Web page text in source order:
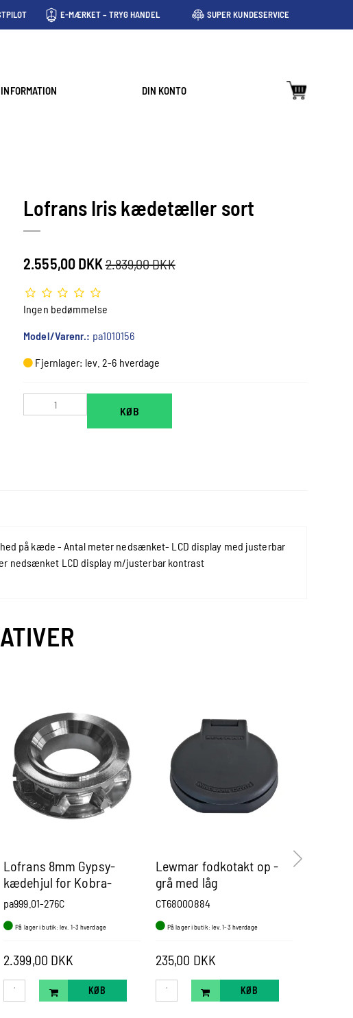
E-MÆRKET – TRYG HANDEL SUPER KUNDESERVICE
INFORMATION DIN KONTO
Lofrans Iris kædetæller sort
2.555,00 DKK2.839,00 DKK
Ingen bedømmelse
Model/Varenr.: pa1010156
Fjernlager: lev. 2-6 hverdage
KØB
på kæde - Antal meter nedsænket- LCD display med justerbar
nedsænket LCD display m/justerbar kontrast
Lofrans 8mm Gypsy-
kædehjul for Kobra-
Caymann-Tigres-Royal
pa999.01-276C
På lager i butik: lev. 1-3 hverdage
2.399,00 DKK
KØB
Lewmar fodkotakt op -
grå med låg
CT68000884
På lager i butik: lev. 1-3 hverdage
235,00 DKK
KØB